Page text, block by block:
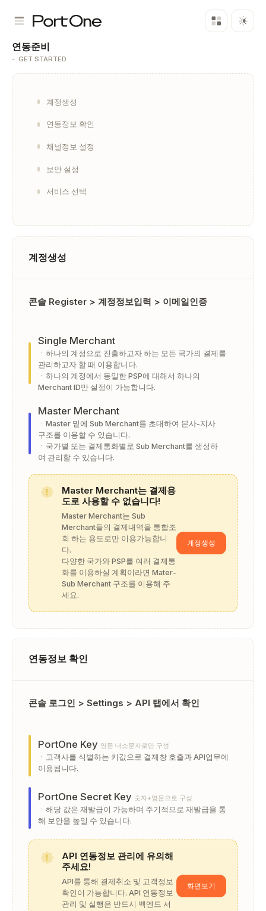
연동준비
GET STARTED
계정생성
연동정보 확인
채널정보 설정
보안 설정
서비스 선택
계정생성
콘솔 Register > 계정정보입력 > 이메일인증
Single Merchant
ㆍ하나의 계정으로 진출하고자 하는 모든 국가의 결제를
관리하고자 할 때 이용합니다.
ㆍ하나의 계정에서 동일한 PSP에 대해서 하나의
Merchant ID만 설정이 가능합니다.
Master Merchant
ㆍMaster 밑에 Sub Merchant를 초대하여 본사-지사
구조를 이용할 수 있습니다.
ㆍ국가별 또는 결제통화별로 Sub Merchant를 생성하
여 관리할 수 있습니다.
Master Merchant는 결제용
도로 사용할 수 없습니다!
Master Merchant는 Sub
Merchant들의 결제내역을 통합조
회 하는 용도로만 이용가능합니
다.
다양한 국가와 PSP를 여러 결제통
화를 이용하실 계획이라면 Mater-
Sub Merchant 구조를 이용해 주
세요.
계정생성
연동정보 확인
콘솔 로그인 > Settings > API 탭에서 확인
PortOne Key 영문 대소문자로만 구성
ㆍ고객사를 식별하는 키값으로 결제창 호출과 API업무에
이용됩니다.
PortOne Secret Key 숫자+영문으로 구성
ㆍ해당 값은 재발급이 가능하며 주기적으로 재발급을 통
해 보안을 높일 수 있습니다.
API 연동정보 관리에 유의해
주세요!
API를 통해 결제취소 및 고객정보
확인이 가능합니다. API 연동정보
관리 및 실행은 반드시 벡엔드 서
화면보기